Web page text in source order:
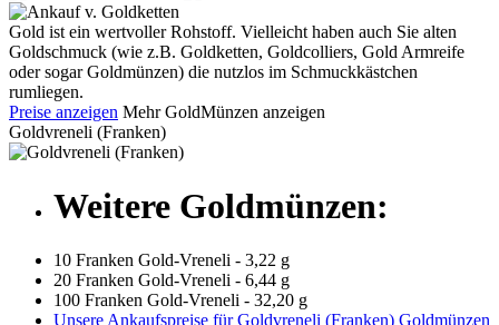
Gold ist ein wertvoller Rohstoff. Vielleicht haben auch Sie alten
Goldschmuck (wie z.B. Goldketten, Goldcolliers, Gold Armreife
oder sogar Goldmünzen) die nutzlos im Schmuckkästchen
rumliegen.
Preise anzeigen Mehr GoldMünzen anzeigen
Goldvreneli (Franken)
Weitere Goldmünzen:
10 Franken Gold-Vreneli - 3,22 g
20 Franken Gold-Vreneli - 6,44 g
100 Franken Gold-Vreneli - 32,20 g
Unsere Ankaufspreise für Goldvreneli (Franken) Goldmünzen